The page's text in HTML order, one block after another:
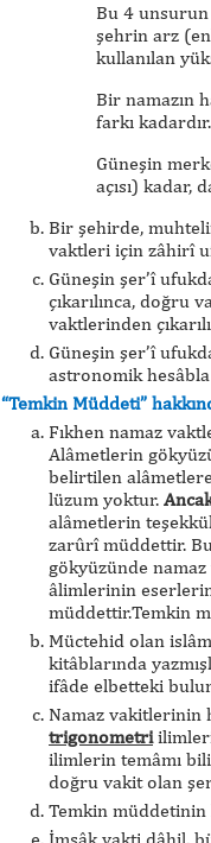
Bu 4 unsurun
şehrin arz
kullanılan
Bir namazın
farkı
Güneşin
açısı) kadar,
Bir şehirde,
vaktleri için zâhirî
Güneşin şer’î
çıkarılınca, doğru
vaktlerinden
Güneşin şer’î
astronomik
“Temkin Müddeti”
Fıkhen namaz
Alâmetlerin
belirtilen
lüzum yoktur.
alâmetlerin
zarûrî müddettir.
gökyüzünde
âlimlerinin
müddettir.Temkin
Müctehid olan
kitâblarında
ifâde elbetteki
Namaz vakitlerinin
trigonometri
ilimlerin temâmı
doğru vakit olan
Temkin